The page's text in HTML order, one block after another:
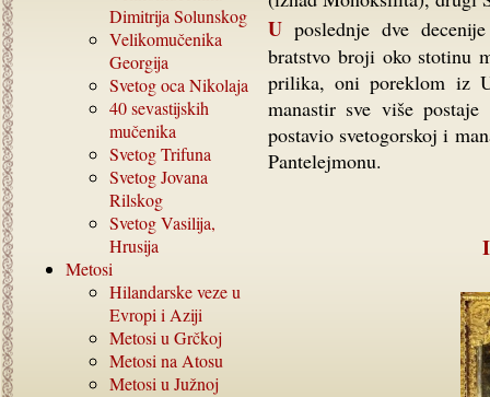
Dimitrija Solunskog
Velikomučenika
Georgija
Svetog oca Nikolaja
40sevastijskih
mučenika
Svetog Trifuna
Svetog Jovana
Rilskog
Svetog Vasilija,
Hrusija
Metosi
Hilandarske veze u
Evropi i Aziji
Metosi u Grčkoj
Metosi na Atosu
Metosi u Južnoj
U poslednje dve decenije Sveti Pantelejmon je arhitektonski obnovljen a
bratstvo broji oko stotinu
prilika, oni poreklom iz
manastir sve više
postavio svetogorskoj i
Pantelejmonu.